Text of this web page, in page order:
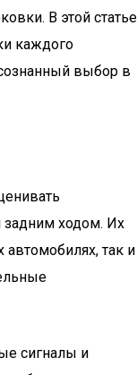
В этой статье
каждого
выбор в
задним ходом. Их
так и
сигналы и